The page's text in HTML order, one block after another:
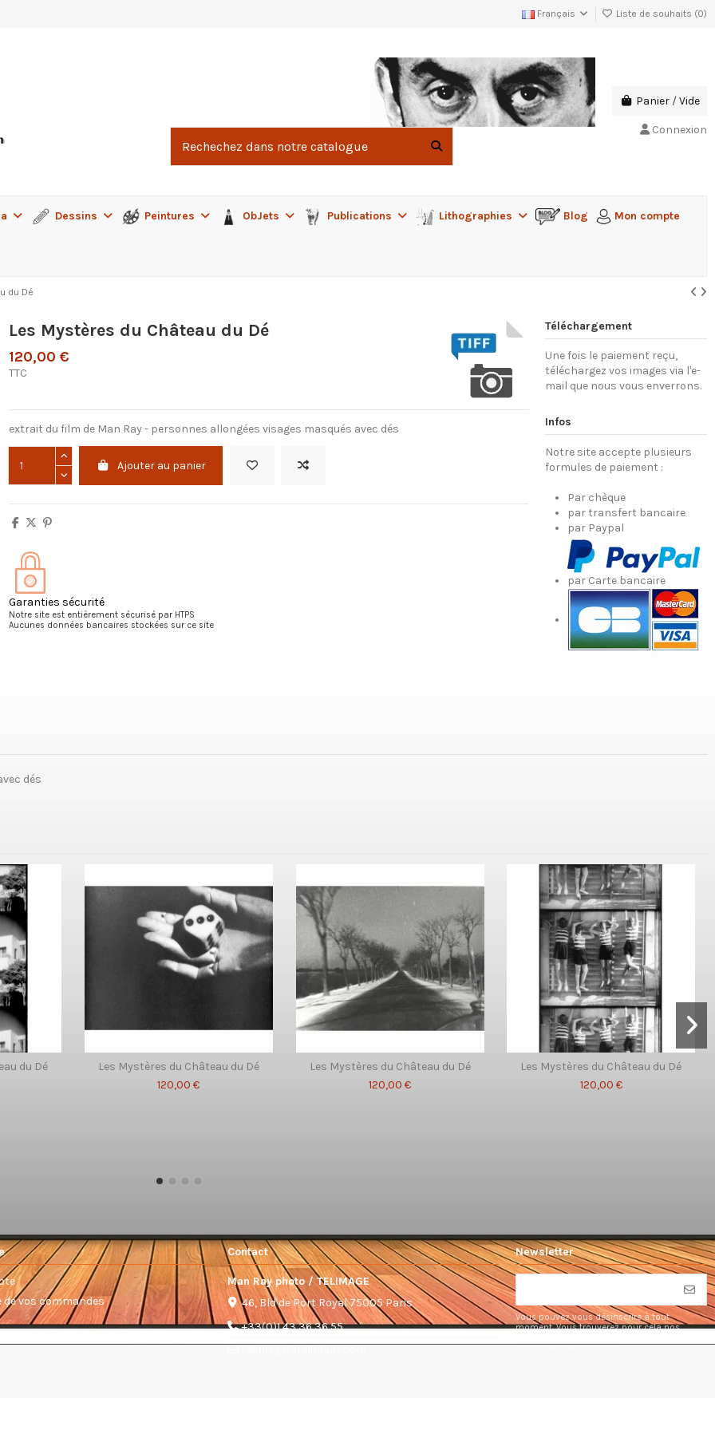
Français Liste de souhaits (0)
Panier /Vide
Connexion
Dessins Peintures ObJets Publications Lithographies Blog Mon compte
du Dé
Les Mystères du Château du Dé
120,00 €
TTC
extrait du film de Man Ray - personnes allongées visages masqués avec dés
Ajouter au panier
Garanties sécurité
Notre site est entièrement sécurisé par HTPS
Aucunes données bancaires stockées sur ce site
Téléchargement
Une fois le paiement reçu,
téléchargez vos images via l'e-
mail que nous vous enverrons.
Infos
Notre site accepte plusieurs
formules de paiement :
Par chèque
par transfert bancaire
par Paypal
par Carte bancaire
dés
du Dé
Les Mystères du Château du Dé
120,00 €
Les Mystères du Château du Dé
120,00 €
Les Mystères du Château du Dé
120,00 €
de vos commandes
Contact
Man Ray photo / TELIMAGE
46, Bld de Port Royal 75005 Paris
+33(0)1 43 36 36 55
Newsletter
Vous pouvez vous désinscrire à tout
moment. Vous trouverez pour cela nos
d'utilisation du site.